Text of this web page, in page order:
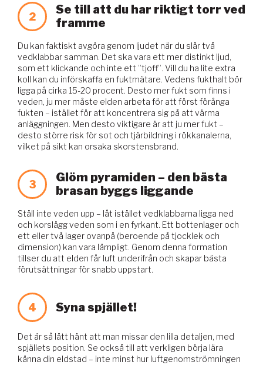
2
Se till att du har riktigt torr ved
framme
Du kan faktiskt avgöra genom ljudet när du slår två
vedklabbar samman. Det ska vara ett mer distinkt ljud,
som ett klickande och inte ett ”tjoff”. Vill du ha lite extra
koll kan du införskaffa en fuktmätare. Vedens fukthalt bör
ligga på cirka 15-20 procent. Desto mer fukt som finns i
veden, ju mer måste elden arbeta för att först förånga
fukten – istället för att koncentrera sig på att värma
anläggningen. Men desto viktigare är att ju mer fukt –
desto större risk för sot och tjärbildning i rökkanalerna,
vilket på sikt kan orsaka skorstensbrand.
3
Glöm pyramiden – den bästa
brasan byggs liggande
Ställ inte veden upp – låt istället vedklabbarna ligga ned
och korslägg veden som i en fyrkant. Ett bottenlager och
ett eller två lager ovanpå (beroende på tjocklek och
dimension) kan vara lämpligt. Genom denna formation
tillser du att elden får luft underifrån och skapar bästa
förutsättningar för snabb uppstart.
4 Syna spjället!
Det är så lätt hänt att man missar den lilla detaljen, med
spjällets position. Se också till att verkligen börja lära
känna din eldstad – inte minst hur luftgenomströmningen